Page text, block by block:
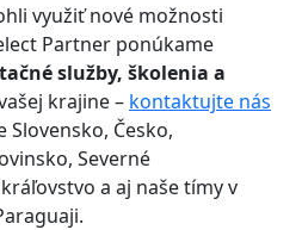
využiť nové možnosti
Partner ponúkame
služby, školenia a
krajine – kontaktujte nás
Slovensko, Česko,
Severné
a aj naše tímy v